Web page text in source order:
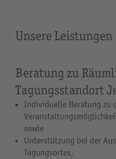
Unsere Leistungen
Beratung zu
Tagungsstandort
Individuelle Beratung zu
sowie
Unterstützung bei der
Tagungsortes,